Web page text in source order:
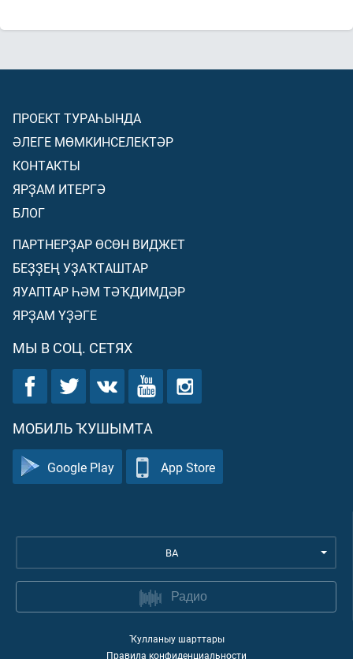
ПРОЕКТ ТУРАҺЫНДА
ӘЛЕГЕ МӨМКИНСЕЛЕКТӘР
КОНТАКТЫ
ЯРҘАМ ИТЕРГӘ
БЛОГ
ПАРТНЕРҘАР ӨСӨН ВИДЖЕТ
БЕҘҘЕҢ УҘАҠТАШТАР
ЯУАПТАР ҺӘМ ТӘҠДИМДӘР
ЯРҘАМ ҮҘӘГЕ
МЫ В СОЦ. СЕТЯХ
МОБИЛЬ ҠУШЫМТА
Google Play App Store
BA
Радио
Ҡулланыу шарттары
Правила конфиденциальности